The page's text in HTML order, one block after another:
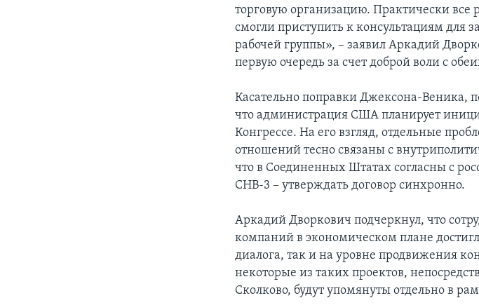
торговую организацию. Практически
смогли приступить к консультациям для
рабочей группы», – заявил Аркадий
первую очередь за счет доброй воли с
Касательно поправки Джексона-
что администрация США планирует
Конгрессе. На его взгляд, отдельные
отношений тесно связаны с
что в Соединенных Штатах согласны с
СНВ-3 – утверждать договор синхронно.
Аркадий Дворкович подчеркнул, что
компаний в экономическом плане
диалога, так и на уровне продвижения
некоторые из таких проектов,
Сколково, будут упомянуты отдельно в